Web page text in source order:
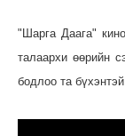
"Шарга Даага"
талаархи өөрийн
бодлоо та